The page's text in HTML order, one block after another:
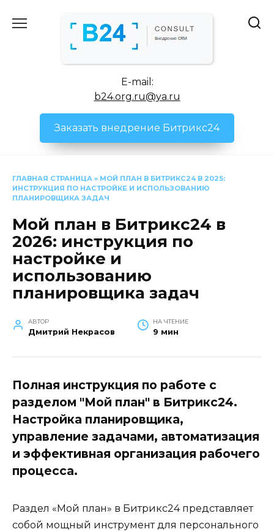
E-mail:
b24.org.ru@ya.ru
Заказать внедрение Битрикс24
ГЛАВНАЯ СТРАНИЦА » МОЙ ПЛАН В БИТРИКС24 В 2025:
ИНСТРУКЦИЯ ПО НАСТРОЙКЕ И ИСПОЛЬЗОВАНИЮ
ПЛАНИРОВЩИКА ЗАДАЧ
Мой план в Битрикс24 в
2026: инструкция по
настройке и
использованию
планировщика задач
АВТОР
Дмитрий Некрасов
НА ЧТЕНИЕ
9 мин
Полная инструкция по работе с
разделом "Мой план" в Битрикс24.
Настройка планировщика,
управление задачами, автоматизация
и эффективная организация рабочего
процесса.
Раздел «Мой план» в Битрикс24 представляет
собой мощный инструмент для персонального